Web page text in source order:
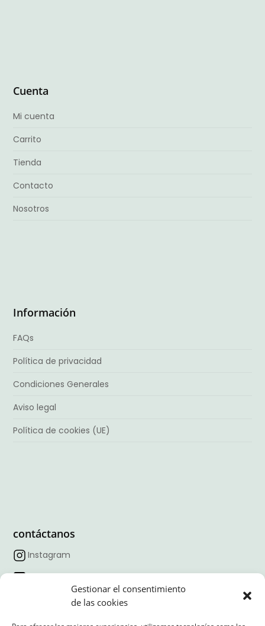
Gestionar el consentimiento
de las cookies
Cuenta
Mi cuenta
Carrito
Tienda
Contacto
Nosotros
Información
FAQs
Política de privacidad
Condiciones Generales
Aviso legal
Política de cookies (UE)
contáctanos
Instagram
Facebook
Linkedin